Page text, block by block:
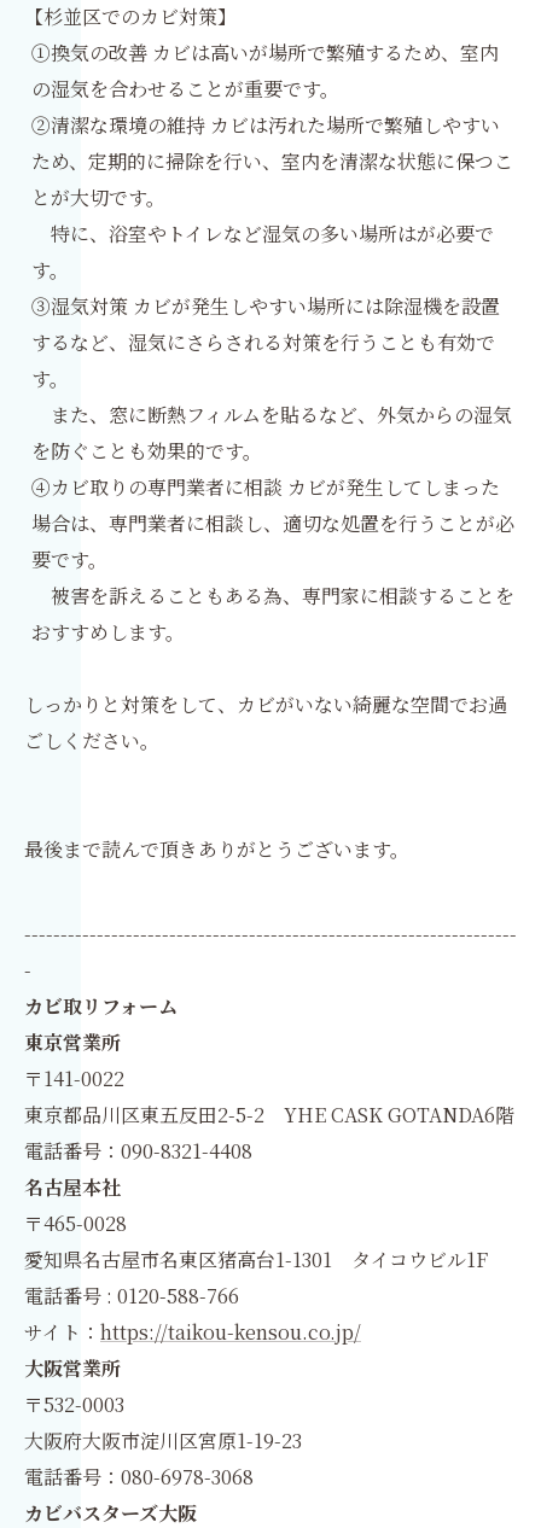
【杉並区でのカビ対策】
①換気の改善 カビは高いが場所で繁殖するため、室内
の湿気を合わせることが重要です。
②清潔な環境の維持 カビは汚れた場所で繁殖しやすい
ため、定期的に掃除を行い、室内を清潔な状態に保つこ
とが大切です。
特に、浴室やトイレなど湿気の多い場所はが必要で
す。
③湿気対策 カビが発生しやすい場所には除湿機を設置
するなど、湿気にさらされる対策を行うことも有効で
す。
また、窓に断熱フィルムを貼るなど、外気からの湿気
を防ぐことも効果的です。
④カビ取りの専門業者に相談 カビが発生してしまった
場合は、専門業者に相談し、適切な処置を行うことが必
要です。
被害を訴えることもある為、専門家に相談することを
おすすめします。
しっかりと対策をして、カビがいない綺麗な空間でお過
ごしください。
最後まで読んで頂きありがとうございます。
--------------------------------------------------------------------
-
カビ取リフォーム
東京営業所
〒141-0022
東京都品川区東五反田2-5-2 YHE CASK GOTANDA6階
電話番号：090-8321-4408
名古屋本社
〒465-0028
愛知県名古屋市名東区猪高台1-1301 タイコウビル1F
電話番号 : 0120-588-766
サイト： https://taikou-kensou.co.jp/
大阪営業所
〒532-0003
大阪府大阪市淀川区宮原1-19-23
電話番号：080-6978-3068
カビバスターズ大阪